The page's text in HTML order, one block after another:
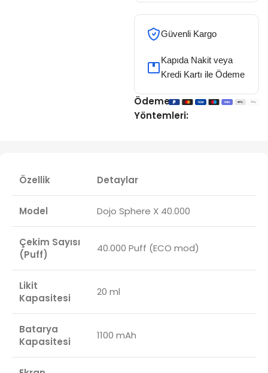
Güvenli Kargo
Kapıda Nakit veya
Kredi Kartı ile Ödeme
Ödeme
Yöntemleri:
Özellik Detaylar
Model Dojo Sphere X 40.000
Çekim Sayısı
(Puff)
40.000 Puff (ECO mod)
Likit
Kapasitesi
20 ml
Batarya
Kapasitesi
1100 mAh